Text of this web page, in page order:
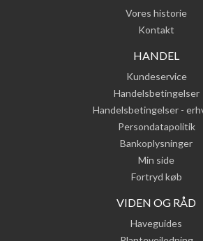
Vores historie
Kontakt
HANDEL
Kundeservice
Handelsbetingelser
Handelsbetingelser -
Persondatapolitik
Bankoplysninger
Min side
Fortryd køb
VIDEN OG RÅD
Haveguides